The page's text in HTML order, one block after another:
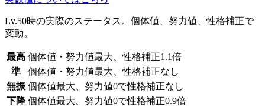
Lv.50時の実際のステータス。個体値、努力値、性格補正で
変動。
最高 個体値・努力値最大、性格補正1.1倍
準
個体値・努力値最大、性格補正なし
無振 個体値最大、努力値0で性格補正なし
下降 個体値最大、努力値0で性格補正0.9倍